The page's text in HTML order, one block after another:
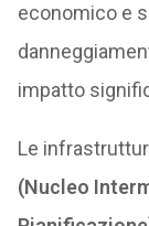
economico e
impatto
Le
(Nucleo